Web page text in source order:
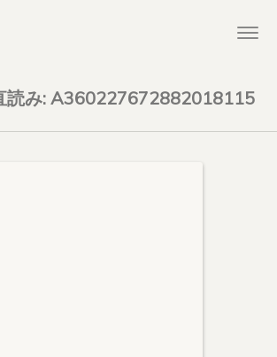
読み: A360227672882018115